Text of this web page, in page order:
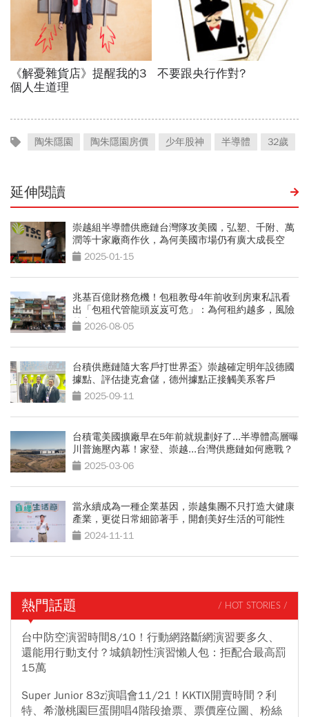
陶朱隱園 陶朱隱園房價 少年股神 半導體 32歲
延伸閱讀
崇越組半導體供應鏈台灣隊攻美國，弘塑、千附、萬
潤等十家廠商作伙，為何美國市場仍有廣大成長空
間？2025-01-15
兆基百億財務危機！包租教母4年前收到房東私訊看
出「包租代管龍頭岌岌可危」：為何租約越多，風險
越高？
2026-08-05
台積供應鏈隨大客戶打世界盃》崇越確定明年設德國
據點、評估捷克倉儲，德州據點正接觸美系客戶
2025-09-11
台積電美國擴廠早在5年前就規劃好了...半導體高層曝
川普施壓內幕！家登、崇越...台灣供應鏈如何應戰？
2025-03-06
當永續成為一種企業基因，崇越集團不只打造大健康
產業，更從日常細節著手，開創美好生活的可能性
2024-11-11
熱門話題 / HOT STORIES /
台中防空演習時間8/10！行動網路斷網演習要多久、
還能用行動支付？城鎮韌性演習懶人包：拒配合最高罰
15萬
Super Junior 83z演唱會11/21！KKTIX開賣時間？利
特、希澈桃園巨蛋開唱4階段搶票、票價座位圖、粉絲